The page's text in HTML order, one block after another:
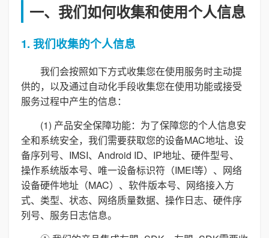
一、我们如何收集和使用个人信息
1. 我们收集的个人信息
我们会按照如下方式收集您在使用服务时主动提
供的，以及通过自动化手段收集您在使用功能或接受
服务过程中产生的信息：
(1) 产品安全保障功能：为了保障您的个人信息安
全和系统安全，我们需要获取您的设备MAC地址、设
备序列号、IMSI、Android ID、IP地址、硬件型号、
操作系统版本号、唯一设备标识符（IMEI等）、网络
设备硬件地址（MAC）、软件版本号、网络接入方
式、类型、状态、网络质量数据、操作日志、硬件序
列号、服务日志信息。